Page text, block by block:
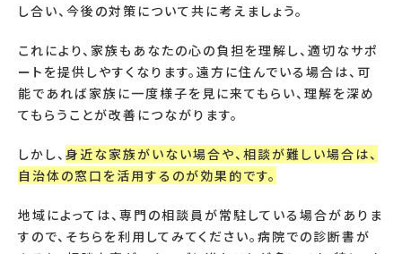
し合い、今後の対策について共に考えましょう。
これにより、家族もあなたの心の負担を理解し、適切なサポ
ートを提供しやすくなります。遠方に住んでいる場合は、可
能であれば家族に一度様子を見に来てもらい、理解を深め
てもらうことが改善につながります。
しかし、 身近な家族がいない場合や、相談が難しい場合は、
自治体の窓口を活用するのが効果的です。
地域によっては、専門の相談員が常駐している場合がありま
すので、そちらを利用してみてください。病院での診断書が